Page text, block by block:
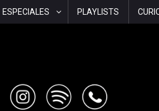
ESPECIALES PLAYLISTS